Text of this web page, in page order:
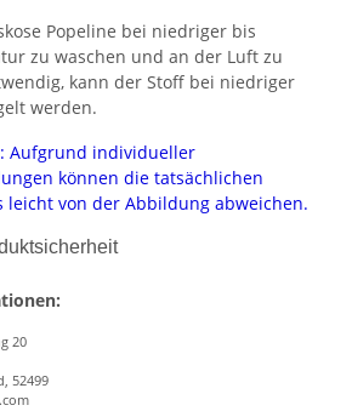
Popeline bei niedriger bis
zu waschen und an der Luft zu
kann der Stoff bei niedriger
werden.
Aufgrund individueller
können die tatsächlichen
leicht von der Abbildung abweichen.
20
52499